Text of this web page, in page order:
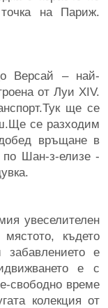
на Париж.
Версай – най-
от Луи ХІV.
ще се
се разходим
връщане в
Шан-з-елизе -
увеселителен
където
е
e с
свободно време
колекция от